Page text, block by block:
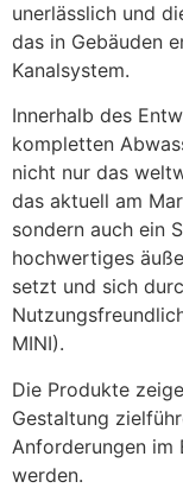
unerlässlich und
das in Gebäuden
Kanalsystem.
Innerhalb des
kompletten
nicht nur das
das aktuell am
sondern auch ein
hochwertiges
setzt und sich
MINI).
Die Produkte
Gestaltung
Anforderungen im
werden.